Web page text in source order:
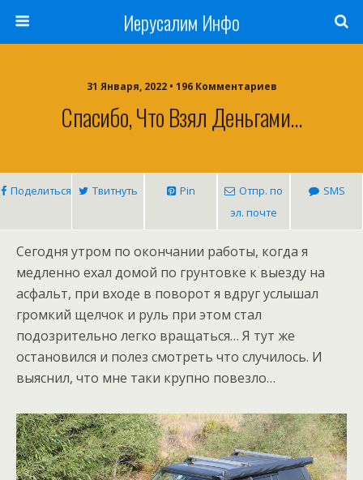
Иерусалим Инфо
31 Января, 2022 • 196 Комментариев
Спасибо, Что Взял Деньгами…
Поделиться Твитнуть Pin
Отпр. по
эл. почте
SMS
Сегодня утром по окончании работы, когда я
медленно ехал домой по грунтовке к выезду на
асфальт, при входе в поворот я вдруг услышал
громкий щелчок и руль при этом стал
подозрительно легко вращаться… Я тут же
остановился и полез смотреть что случилось. И
выяснил, что мне таки крупно повезло…